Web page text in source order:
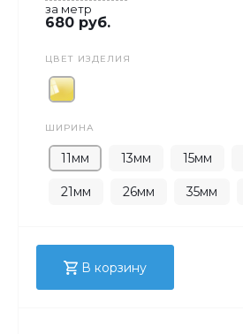
за метр
680 руб.
ЦВЕТ ИЗДЕЛИЯ
ШИРИНА
11мм 13мм 15мм
21мм 26мм 35мм
В корзину